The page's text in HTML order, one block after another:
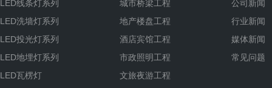
LED线条灯系列
LED洗墙灯系列
LED投光灯系列
LED地埋灯系列
LED瓦楞灯
城市桥梁工程
地产楼盘工程
酒店宾馆工程
市政照明工程
文旅夜游工程
公司新闻
行业新闻
媒体新闻
常见问题